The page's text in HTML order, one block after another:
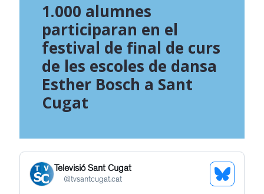
1.000 alumnes
participaran en el
festival de final de curs
de les escoles de dansa
Esther Bosch a Sant
Cugat
Televisió Sant Cugat
@tvsantcugat.cat
See